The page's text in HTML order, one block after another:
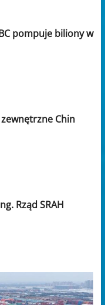
pompuje biliony w
Chin
Rząd SRAH